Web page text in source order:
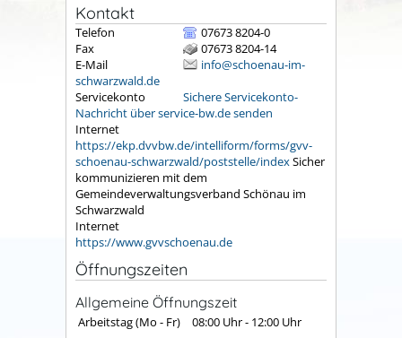
Kontakt
Telefon
07673 8204-0
Fax
07673 8204-14
E-Mail
info@schoenau-im-
schwarzwald.de
Servicekonto
Sichere Servicekonto-
Nachricht über service-bw.de senden
Internet
https://ekp.dvvbw.de/intelliform/forms/gvv-
schoenau-schwarzwald/poststelle/indexSicher
kommunizieren mit dem
Gemeindeverwaltungsverband Schönau im
Schwarzwald
Internet
https://www.gvvschoenau.de
Öffnungszeiten
Allgemeine Öffnungszeit
Arbeitstag (Mo - Fr) 08:00 Uhr- 12:00 Uhr